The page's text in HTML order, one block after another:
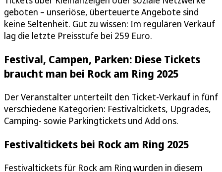
geboten – unseriöse, überteuerte Angebote sind
keine Seltenheit. Gut zu wissen: Im regulären Verkauf
lag die letzte Preisstufe bei 259 Euro.
Festival, Campen, Parken: Diese Tickets
braucht man bei Rock am Ring 2025
Der Veranstalter unterteilt den Ticket-Verkauf in fünf
verschiedene Kategorien: Festivaltickets, Upgrades,
Camping- sowie Parkingtickets und Add ons.
Festivaltickets bei Rock am Ring 2025
Festivaltickets für Rock am Ring wurden in diesem